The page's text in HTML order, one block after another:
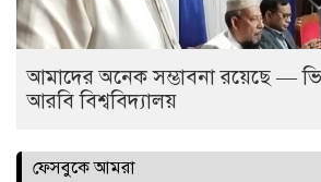
আমাদের অনেক সম্ভাবনা রয়েছে —
আরবি বিশ্ববিদ্যালয়
ফেসবুকে আমরা